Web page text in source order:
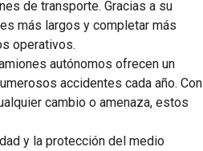
de transporte. Gracias a su
más largos y completar más
operativos.
autónomos ofrecen un
accidentes cada año. Con
cambio o amenaza, estos
y la protección del medio